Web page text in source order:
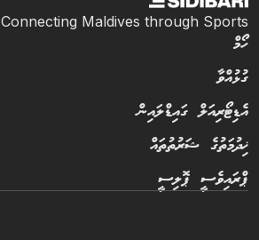
Connecting Maldives through Sports
ހޯމް
ގުޅުއްވާ
އެޑިޓޯރިއަލް ގައިޑްލައިން
ޚިދުމަތުގެ ޝަރުތުތައް
ޕްރައިވެސީ ޕޮލިސީ